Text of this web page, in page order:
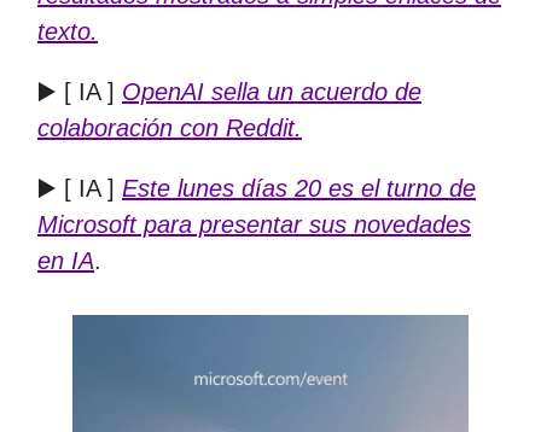
texto.
▶️ [ IA ] OpenAI sella un acuerdo de
colaboración con Reddit.
▶️ [ IA ] Este lunes días 20 es el turno de
Microsoft para presentar sus novedades
en IA.